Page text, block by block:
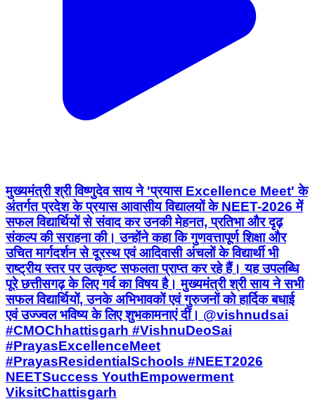
मुख्यमंत्री श्री विष्णुदेव साय ने 'प्रयास Excellence Meet' के
अंतर्गत प्रदेश के प्रयास आवासीय विद्यालयों के NEET-2026 में
सफल विद्यार्थियों से संवाद कर उनकी मेहनत, प्रतिभा और दृढ़
संकल्प की सराहना की। उन्होंने कहा कि गुणवत्तापूर्ण शिक्षा और
उचित मार्गदर्शन से दूरस्थ एवं आदिवासी अंचलों के विद्यार्थी भी
राष्ट्रीय स्तर पर उत्कृष्ट सफलता प्राप्त कर रहे हैं। यह उपलब्धि
पूरे छत्तीसगढ़ के लिए गर्व का विषय है। मुख्यमंत्री श्री साय ने सभी
सफल विद्यार्थियों, उनके अभिभावकों एवं गुरुजनों को हार्दिक बधाई
एवं उज्ज्वल भविष्य के लिए शुभकामनाएं दीं। @vishnudsai
#CMOChhattisgarh #VishnuDeoSai
#PrayasExcellenceMeet
#PrayasResidentialSchools #NEET2026
NEETSuccess YouthEmpowerment
ViksitChattisgarh